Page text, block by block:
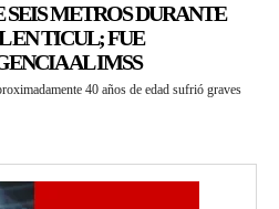
METROS DURANTE
EN TICUL; FUE
AL IMSS
40 años de edad sufrió graves